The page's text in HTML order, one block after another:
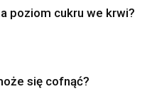
poziom cukru we krwi?
się cofnąć?